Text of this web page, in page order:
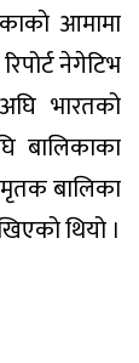
आमामा
नेगेटिभ
भारतको
बालिकाका
बालिका
थियो ।